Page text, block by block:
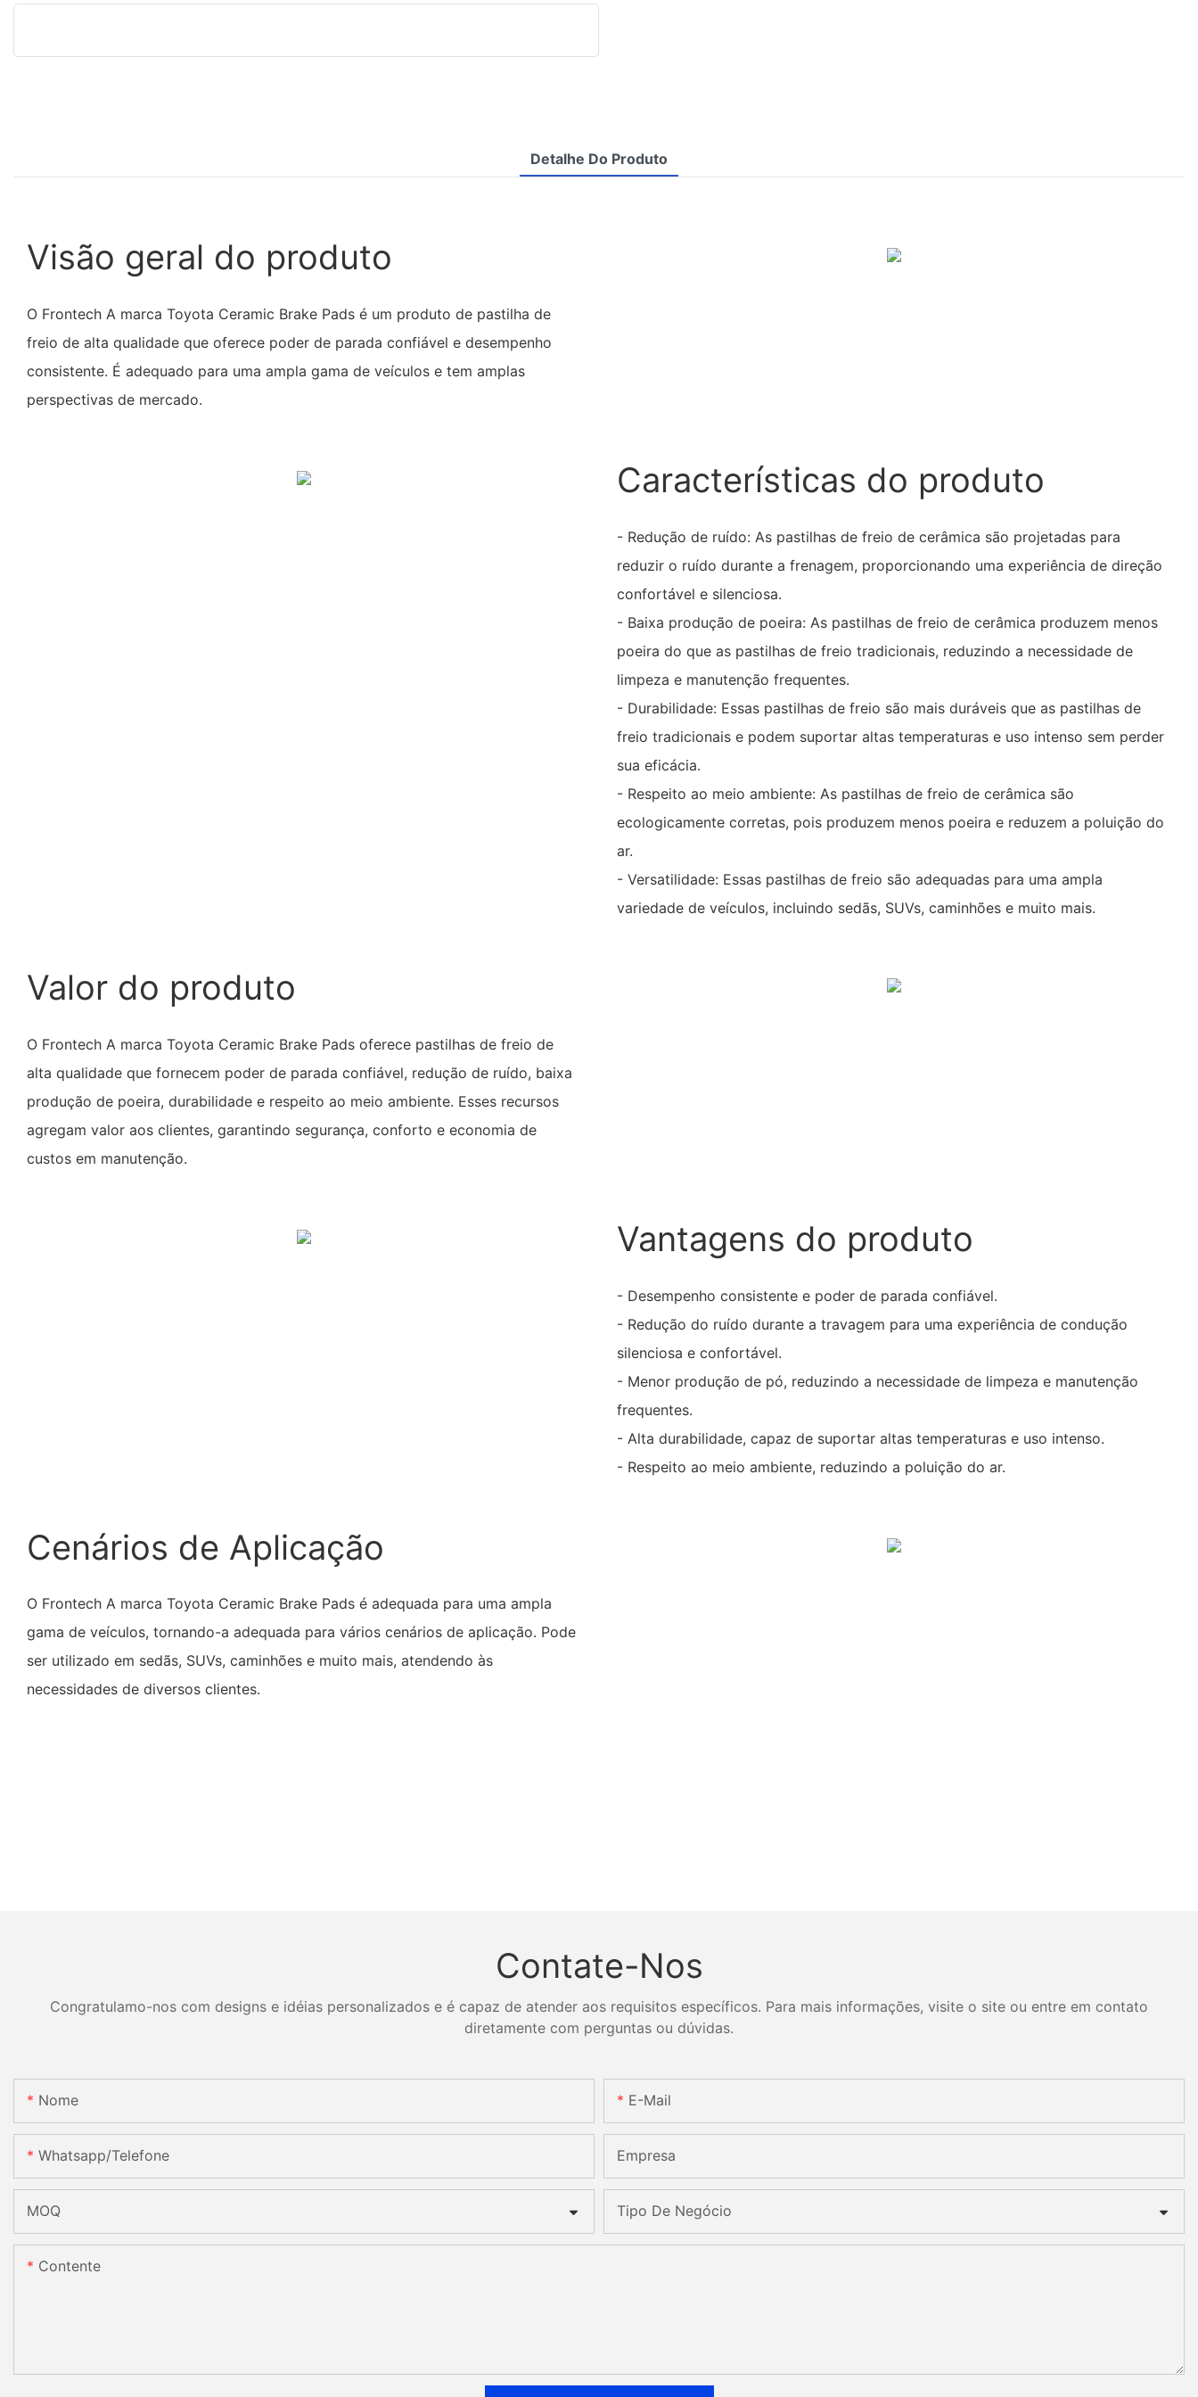
Detalhe Do Produto
Visão geral do produto
O Frontech A marca Toyota Ceramic Brake Pads é um produto de pastilha de
freio de alta qualidade que oferece poder de parada confiável e desempenho
consistente. É adequado para uma ampla gama de veículos e tem amplas
perspectivas de mercado.
Características do produto
- Redução de ruído: As pastilhas de freio de cerâmica são projetadas para
reduzir o ruído durante a frenagem, proporcionando uma experiência de direção
confortável e silenciosa.
- Baixa produção de poeira: As pastilhas de freio de cerâmica produzem menos
poeira do que as pastilhas de freio tradicionais, reduzindo a necessidade de
limpeza e manutenção frequentes.
- Durabilidade: Essas pastilhas de freio são mais duráveis ​​que as pastilhas de
freio tradicionais e podem suportar altas temperaturas e uso intenso sem perder
sua eficácia.
- Respeito ao meio ambiente: As pastilhas de freio de cerâmica são
ecologicamente corretas, pois produzem menos poeira e reduzem a poluição do
ar.
- Versatilidade: Essas pastilhas de freio são adequadas para uma ampla
variedade de veículos, incluindo sedãs, SUVs, caminhões e muito mais.
Valor do produto
O Frontech A marca Toyota Ceramic Brake Pads oferece pastilhas de freio de
alta qualidade que fornecem poder de parada confiável, redução de ruído, baixa
produção de poeira, durabilidade e respeito ao meio ambiente. Esses recursos
agregam valor aos clientes, garantindo segurança, conforto e economia de
custos em manutenção.
Vantagens do produto
- Desempenho consistente e poder de parada confiável.
- Redução do ruído durante a travagem para uma experiência de condução
silenciosa e confortável.
- Menor produção de pó, reduzindo a necessidade de limpeza e manutenção
frequentes.
- Alta durabilidade, capaz de suportar altas temperaturas e uso intenso.
- Respeito ao meio ambiente, reduzindo a poluição do ar.
Cenários de Aplicação
O Frontech A marca Toyota Ceramic Brake Pads é adequada para uma ampla
gama de veículos, tornando-a adequada para vários cenários de aplicação. Pode
ser utilizado em sedãs, SUVs, caminhões e muito mais, atendendo às
necessidades de diversos clientes.
Contate-Nos
Congratulamo-nos com designs e idéias personalizados e é capaz de atender aos requisitos específicos. Para mais informações, visite o site ou entre em contato
diretamente com perguntas ou dúvidas.
Nome E-Mail
Whatsapp/telefone Empresa
MOQ Tipo De Negócio
Contente